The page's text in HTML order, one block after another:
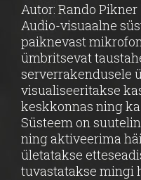
Autor: Rando Pikner
Audio-visuaalne
paiknevast
ümbritsevat
serverrakendusele
visualiseeritakse
keskkonnas ning
Süsteem on
ning aktiveerima
ületatakse
tuvastatakse mingi